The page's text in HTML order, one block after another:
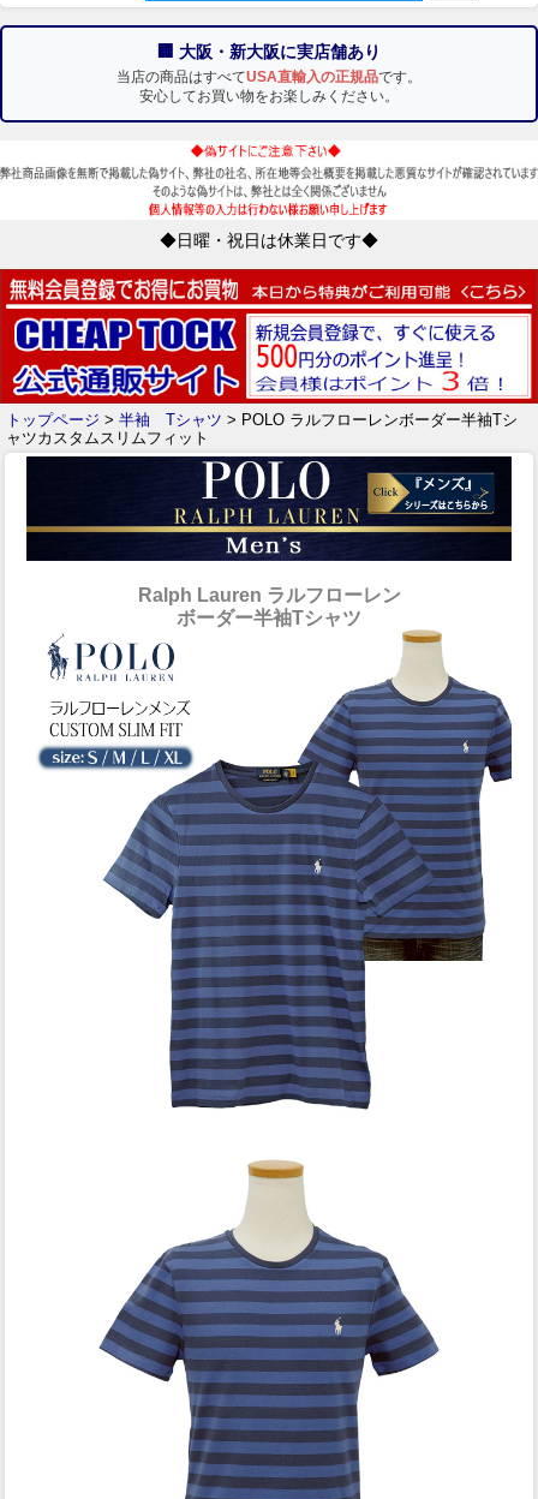
🏢 大阪・新大阪に実店舗あり
当店の商品はすべてUSA直輸入の正規品です。
安心してお買い物をお楽しみください。
◆日曜・祝日は休業日です◆
トップページ > 半袖 Tシャツ > POLO ラルフローレンボーダー半袖Tシ
ャツカスタムスリムフィット
Ralph Lauren ラルフローレン
ボーダー半袖Tシャツ